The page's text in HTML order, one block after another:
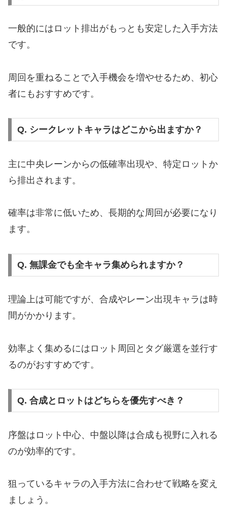
一般的にはロット排出がもっとも安定した入手方法
です。
周回を重ねることで入手機会を増やせるため、初心
者にもおすすめです。
Q. シークレットキャラはどこから出ますか？
主に中央レーンからの低確率出現や、特定ロットか
ら排出されます。
確率は非常に低いため、長期的な周回が必要になり
ます。
Q. 無課金でも全キャラ集められますか？
理論上は可能ですが、合成やレーン出現キャラは時
間がかかります。
効率よく集めるにはロット周回とタグ厳選を並行す
るのがおすすめです。
Q. 合成とロットはどちらを優先すべき？
序盤はロット中心、中盤以降は合成も視野に入れる
のが効率的です。
狙っているキャラの入手方法に合わせて戦略を変え
ましょう。